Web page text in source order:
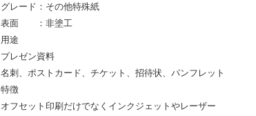
グレード：その他特殊紙
表面 ：非塗工
用途
プレゼン資料
名刺、ポストカード、チケット、招待状、パンフレット
特徴
オフセット印刷だけでなくインクジェットやレーザー